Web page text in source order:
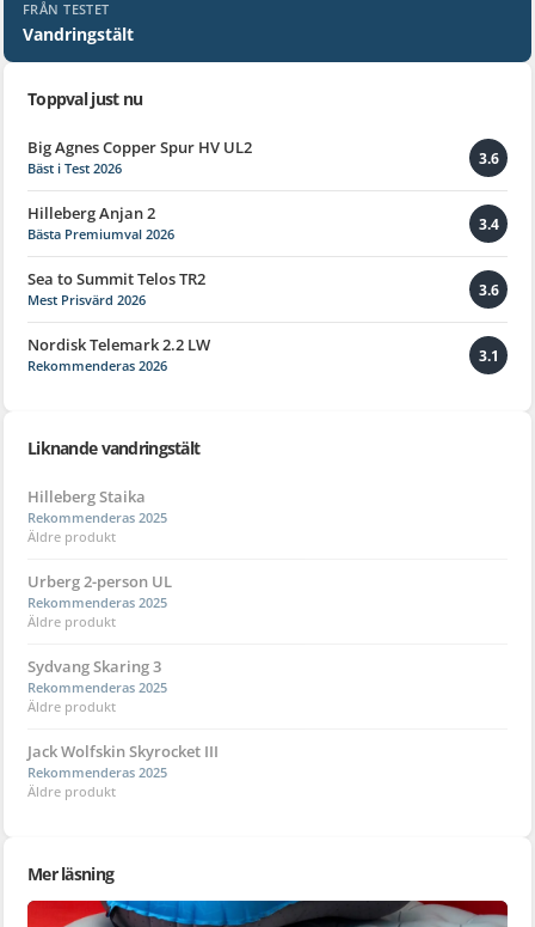
FRÅN TESTET
Vandringstält
Toppval just nu
Big Agnes Copper Spur HV UL2
Bäst i Test 2026
3.6
Hilleberg Anjan 2
Bästa Premiumval 2026
3.4
Sea to Summit Telos TR2
Mest Prisvärd 2026
3.6
Nordisk Telemark 2.2 LW
Rekommenderas 2026
3.1
Liknande vandringstält
Hilleberg Staika
Rekommenderas 2025
Äldre produkt
Urberg 2-person UL
Rekommenderas 2025
Äldre produkt
Sydvang Skaring 3
Rekommenderas 2025
Äldre produkt
Jack Wolfskin Skyrocket III
Rekommenderas 2025
Äldre produkt
Mer läsning